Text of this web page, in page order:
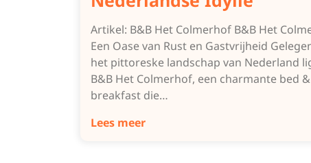
Artikel: B&B Het Colmerhof B&B Het
Een Oase van Rust en Gastvrijheid
het pittoreske landschap van Nederland
B&B Het Colmerhof, een charmante bed &
breakfast die…
Lees meer